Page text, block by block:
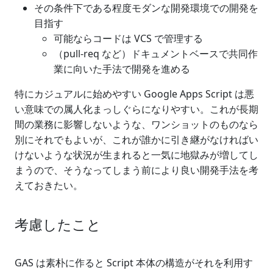
その条件下である程度モダンな開発環境での開発を
目指す
可能ならコードは VCS で管理する
（pull-req など）ドキュメントベースで共同作
業に向いた手法で開発を進める
特にカジュアルに始めやすい Google Apps Script は悪
い意味での属人化まっしぐらになりやすい。これが長期
間の業務に影響しないような、ワンショットのものなら
別にそれでもよいが、これが誰かに引き継がなければい
けないような状況が生まれると一気に地獄みが増してし
まうので、そうなってしまう前により良い開発手法を考
えておきたい。
考慮したこと
GAS は素朴に作ると Script 本体の構造がそれを利用す